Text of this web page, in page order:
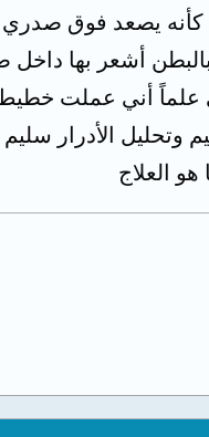
يصعد فوق صدري
أشعر بها
علماً أني عملت
الأدرار سليم